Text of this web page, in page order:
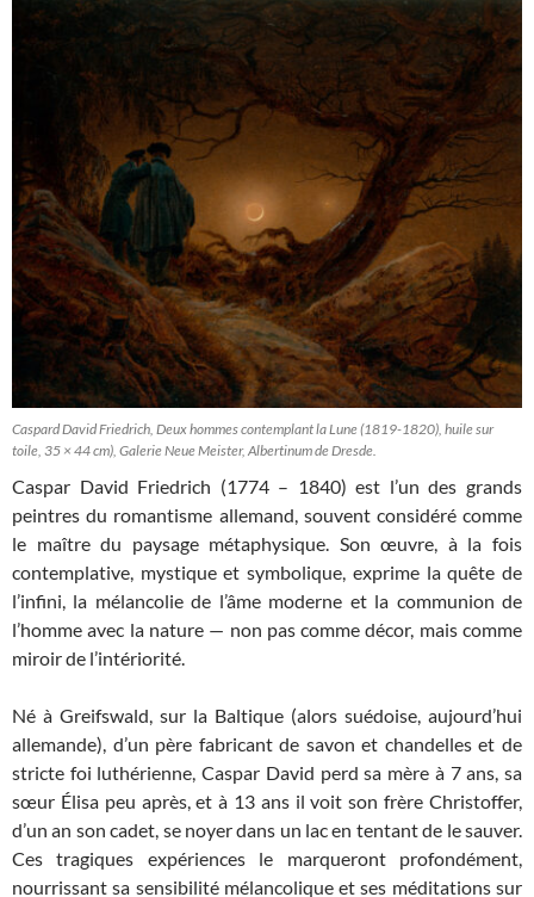
Caspard David Friedrich, Deux hommes contemplant la Lune (1819-1820), huile sur
toile, 35 × 44 cm), Galerie Neue Meister, Albertinum de Dresde.
Caspar David Friedrich (1774 – 1840) est l’un des grands
peintres du romantisme allemand, souvent considéré comme
le maître du paysage métaphysique. Son œuvre, à la fois
contemplative, mystique et symbolique, exprime la quête de
l’infini, la mélancolie de l’âme moderne et la communion de
l’homme avec la nature — non pas comme décor, mais comme
miroir de l’intériorité.
Né à Greifswald, sur la Baltique (alors suédoise, aujourd’hui
allemande), d’un père fabricant de savon et chandelles et de
stricte foi luthérienne, Caspar David perd sa mère à 7 ans, sa
sœur Élisa peu après, et à 13 ans il voit son frère Christoffer,
d’un an son cadet, se noyer dans un lac en tentant de le sauver.
Ces tragiques expériences le marqueront profondément,
nourrissant sa sensibilité mélancolique et ses méditations sur